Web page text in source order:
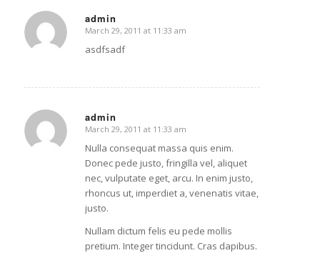
admin
says:
March 29, 2011 at 11:33 am
asdfsadf
admin
says:
March 29, 2011 at 11:33 am
Nulla consequat massa quis enim.
Donec pede justo, fringilla vel, aliquet
nec, vulputate eget, arcu. In enim justo,
rhoncus ut, imperdiet a, venenatis vitae,
justo.
Nullam dictum felis eu pede mollis
pretium. Integer tincidunt. Cras dapibus.